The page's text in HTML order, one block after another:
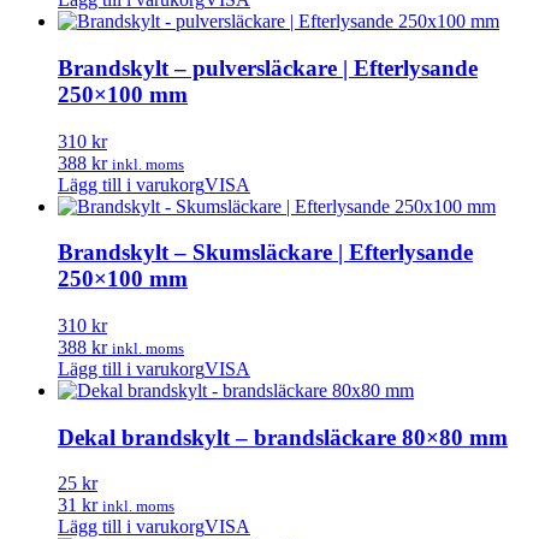
Brandskylt – pulversläckare | Efterlysande
250×100 mm
310 kr
388 kr inkl. moms
Lägg till i varukorgVISA
Brandskylt – Skumsläckare | Efterlysande
250×100 mm
310 kr
388 kr inkl. moms
Lägg till i varukorgVISA
Dekal brandskylt – brandsläckare 80×80 mm
25 kr
31 kr inkl. moms
Lägg till i varukorgVISA